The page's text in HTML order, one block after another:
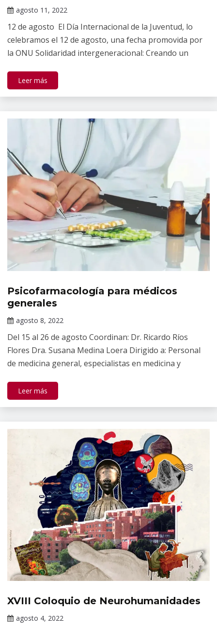
Mental
agosto 11, 2022
Gallardo
12 de agosto El Día Internacional de la Juventud, lo
celebramos el 12 de agosto, una fecha promovida por
la ONU Solidaridad intergeneracional: Creando un
Leer más
Cursos
Cursos
línea
Psicofarmacología para médicos
generales
agosto 8, 2022
Gallardo
Del 15 al 26 de agosto Coordinan: Dr. Ricardo Ríos
Flores Dra. Susana Medina Loera Dirigido a: Personal
de medicina general, especialistas en medicina y
Leer más
Eventos
del INPRFM
XVIII Coloquio de Neurohumanidades
agosto 4, 2022